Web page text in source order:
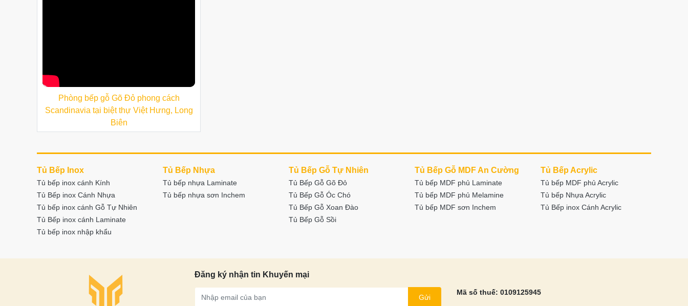
Phòng bếp gỗ Gõ Đỏ phong cách
Scandinavia tại biệt thự Việt Hưng, Long
Biên
Tủ Bếp Inox
Tủ bếp inox cánh Kính
Tủ Bếp inox Cánh Nhựa
Tủ bếp inox cánh Gỗ Tự Nhiên
Tủ Bếp inox cánh Laminate
Tủ bếp inox nhập khẩu
Tủ Bếp Nhựa
Tủ bếp nhựa Laminate
Tủ bếp nhựa sơn Inchem
Tủ Bếp Gỗ Tự Nhiên
Tủ Bếp Gỗ Gõ Đỏ
Tủ Bếp Gỗ Óc Chó
Tủ Bếp Gỗ Xoan Đào
Tủ Bếp Gỗ Sồi
Tủ Bếp Gỗ MDF An Cường
Tủ bếp MDF phủ Laminate
Tủ bếp MDF phủ Melamine
Tủ bếp MDF sơn Inchem
Tủ Bếp Acrylic
Tủ bếp MDF phủ Acrylic
Tủ bếp Nhựa Acrylic
Tủ Bếp inox Cánh Acrylic
Đăng ký nhận tin Khuyến mại
Gửi
Mã số thuế: 0109125945